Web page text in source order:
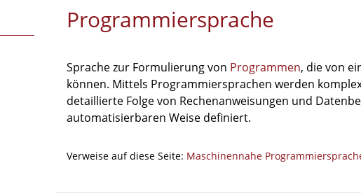
Programmiersprache
Sprache zur Formulierung von Programmen, die von
können. Mittels Programmiersprachen werden
detaillierte Folge von Rechenanweisungen und
automatisierbaren Weise definiert.
Verweise auf diese Seite: Maschinennahe